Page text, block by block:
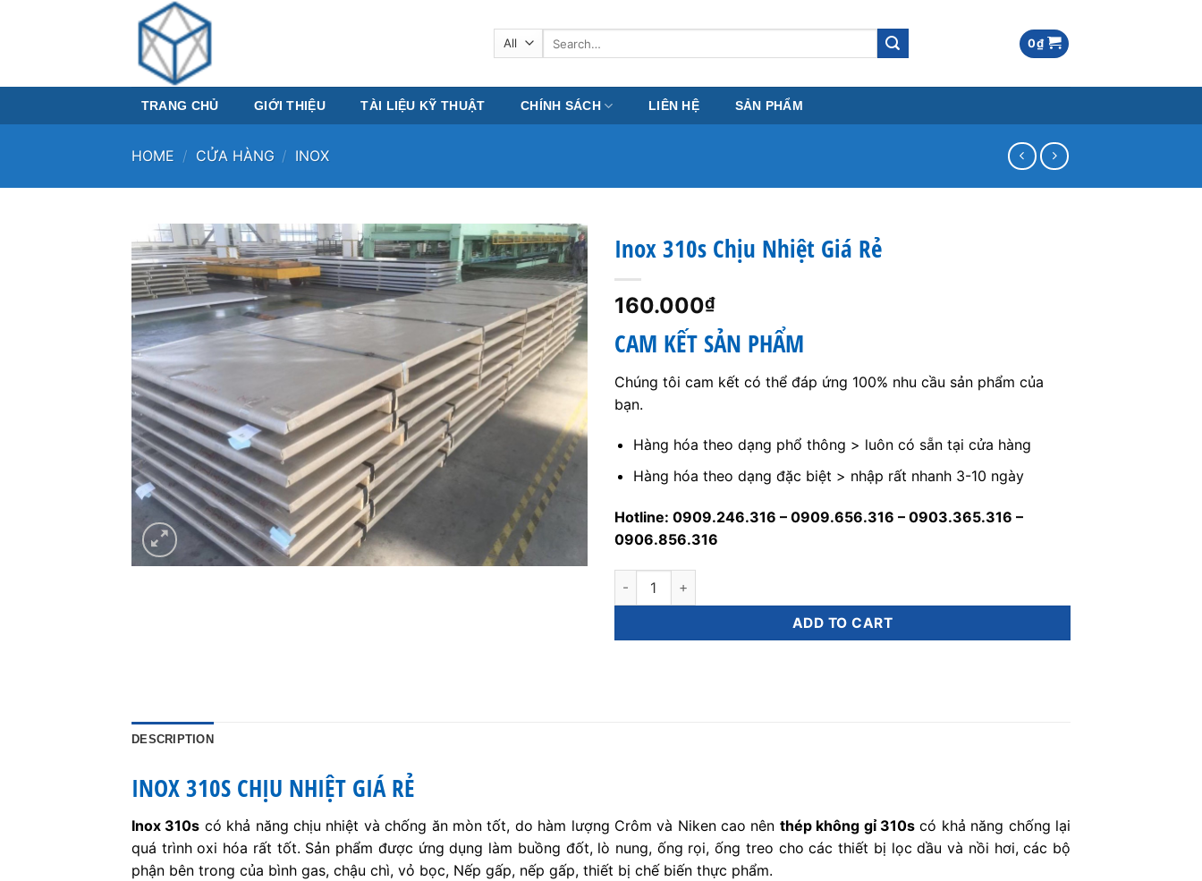
0₫
TRANG CHỦ GIỚI THIỆU TÀI LIỆU KỸ THUẬT CHÍNH SÁCH LIÊN HỆ SẢN PHẨM
HOME / CỬA HÀNG / INOX
Inox 310s Chịu Nhiệt Giá Rẻ
160.000₫
CAM KẾT SẢN PHẨM
Chúng tôi cam kết có thể đáp ứng 100% nhu cầu sản phẩm của
bạn.
Hàng hóa theo dạng phổ thông > luôn có sẵn tại cửa hàng
Hàng hóa theo dạng đặc biệt > nhập rất nhanh 3-10 ngày
Hotline: 0909.246.316 – 0909.656.316 – 0903.365.316 –
0906.856.316
Inox 310s Chịu Nhiệt Giá Rẻ quantity
ADD TO CART
DESCRIPTION
INOX 310S CHỊU NHIỆT GIÁ RẺ
Inox 310s có khả năng chịu nhiệt và chống ăn mòn tốt, do hàm lượng Crôm và Niken cao nên thép không gỉ 310s có khả năng chống lại
quá trình oxi hóa rất tốt. Sản phẩm được ứng dụng làm buồng đốt, lò nung, ống rọi, ống treo cho các thiết bị lọc dầu và nồi hơi, các bộ
phận bên trong của bình gas, chậu chì, vỏ bọc, Nếp gấp, nếp gấp, thiết bị chế biến thực phẩm.